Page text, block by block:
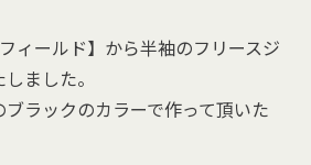
ィールド】から半袖のフリースジ
ました。
ラックのカラーで作って頂いた